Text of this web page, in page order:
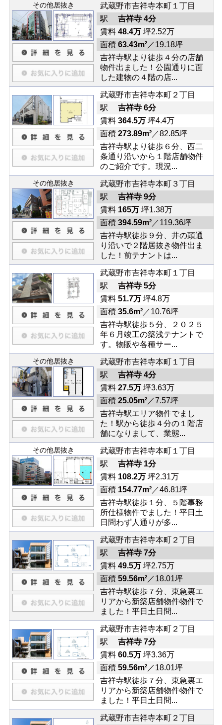
その他居抜き
武蔵野市吉祥寺本町１丁目
駅 吉祥寺 4分
賃料 48.4万坪2.52万
面積 63.43m²／19.18坪
吉祥寺駅より徒歩４分の店舗
物件出ました！公園通りに面
した建物の４階の店...
武蔵野市吉祥寺本町２丁目
駅 吉祥寺 6分
賃料 364.5万坪4.4万
面積 273.89m²／82.85坪
吉祥寺駅より徒歩６分、西二
条通り沿いから１階店舗物件
のご紹介です。現況...
その他居抜き
武蔵野市吉祥寺本町３丁目
駅 吉祥寺 9分
賃料 165万坪1.38万
面積 394.59m²／119.36坪
吉祥寺駅徒歩９分、井の頭通
り沿いで２階居抜き物件出ま
した！前テナントは...
武蔵野市吉祥寺本町１丁目
駅 吉祥寺 5分
賃料 51.7万坪4.8万
面積 35.6m²／10.76坪
吉祥寺駅徒歩５分、２０２５
年６月竣工の築浅テナントで
す。物販や各種サー...
その他居抜き
武蔵野市吉祥寺本町１丁目
駅 吉祥寺 4分
賃料 27.5万坪3.63万
面積 25.05m²／7.57坪
吉祥寺駅エリア物件でまし
た！駅から徒歩４分の１階店
舗になりまして、業態...
その他居抜き
武蔵野市吉祥寺本町１丁目
駅 吉祥寺 1分
賃料 108.2万坪2.31万
面積 154.77m²／46.81坪
吉祥寺駅徒歩１分、５階事務
所仕様物件でました！平日土
日問わず人通りが多...
武蔵野市吉祥寺本町２丁目
駅 吉祥寺 7分
賃料 49.5万坪2.75万
面積 59.56m²／18.01坪
吉祥寺駅徒歩７分、東急裏エ
リアから新築店舗物件物件で
ました！平日土日問...
武蔵野市吉祥寺本町２丁目
駅 吉祥寺 7分
賃料 60.5万坪3.36万
面積 59.56m²／18.01坪
吉祥寺駅徒歩７分、東急裏エ
リアから新築店舗物件物件で
ました！平日土日問...
武蔵野市吉祥寺本町２丁目